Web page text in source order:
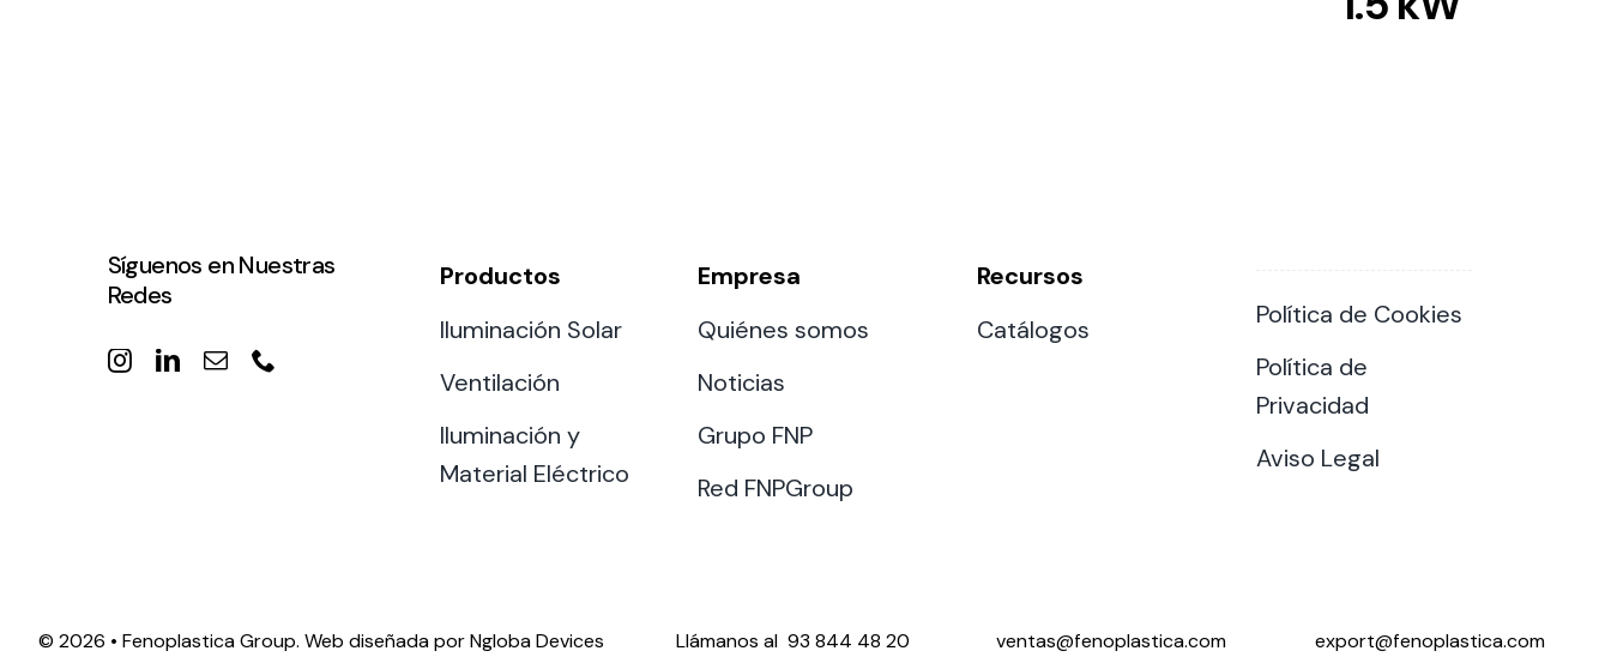
Síguenos en Nuestras
Redes
Productos
Iluminación Solar
Ventilación
Iluminación y
Material Eléctrico
Empresa
Quiénes somos
Noticias
Grupo FNP
Red FNPGroup
Recursos
Catálogos
Política de Cookies
Política de
Privacidad
Aviso Legal
© 2026 • Fenoplastica Group. Web diseñada porNgloba Devices Llámanos al93 844 48 20 ventas@fenoplastica.com export@fenoplastica.com